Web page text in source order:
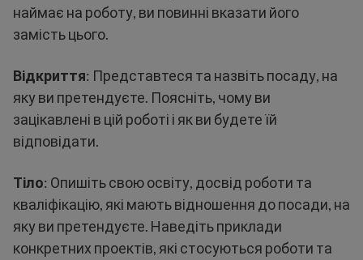
наймає на роботу, ви повинні вказати його
замість цього.
Відкриття: Представтеся та назвіть посаду, на
яку ви претендуєте. Поясніть, чому ви
зацікавлені в цій роботі і як ви будете їй
відповідати.
Тіло: Опишіть свою освіту, досвід роботи та
кваліфікацію, які мають відношення до посади, на
яку ви претендуєте. Наведіть приклади
конкретних проектів, які стосуються роботи та